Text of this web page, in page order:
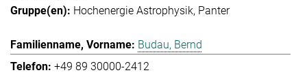
Hochenergie Astrophysik Panter
Budau, Bernd
+49 89 30000-2412